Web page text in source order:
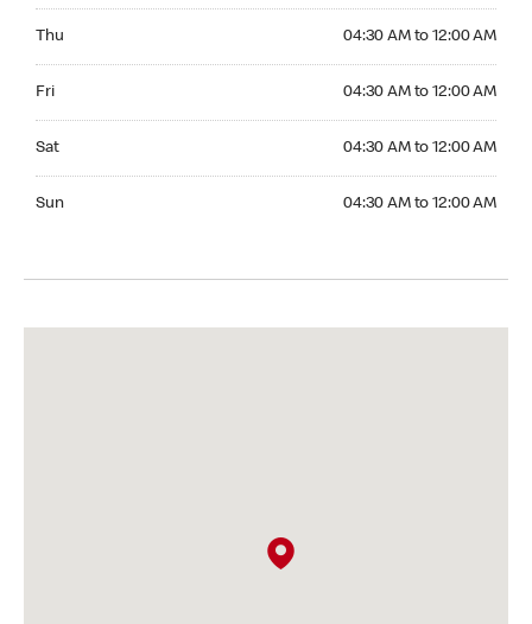
Thu 04:30 AM to 12:00 AM
Fri 04:30 AM to 12:00 AM
Sat 04:30 AM to 12:00 AM
Sun 04:30 AM to 12:00 AM